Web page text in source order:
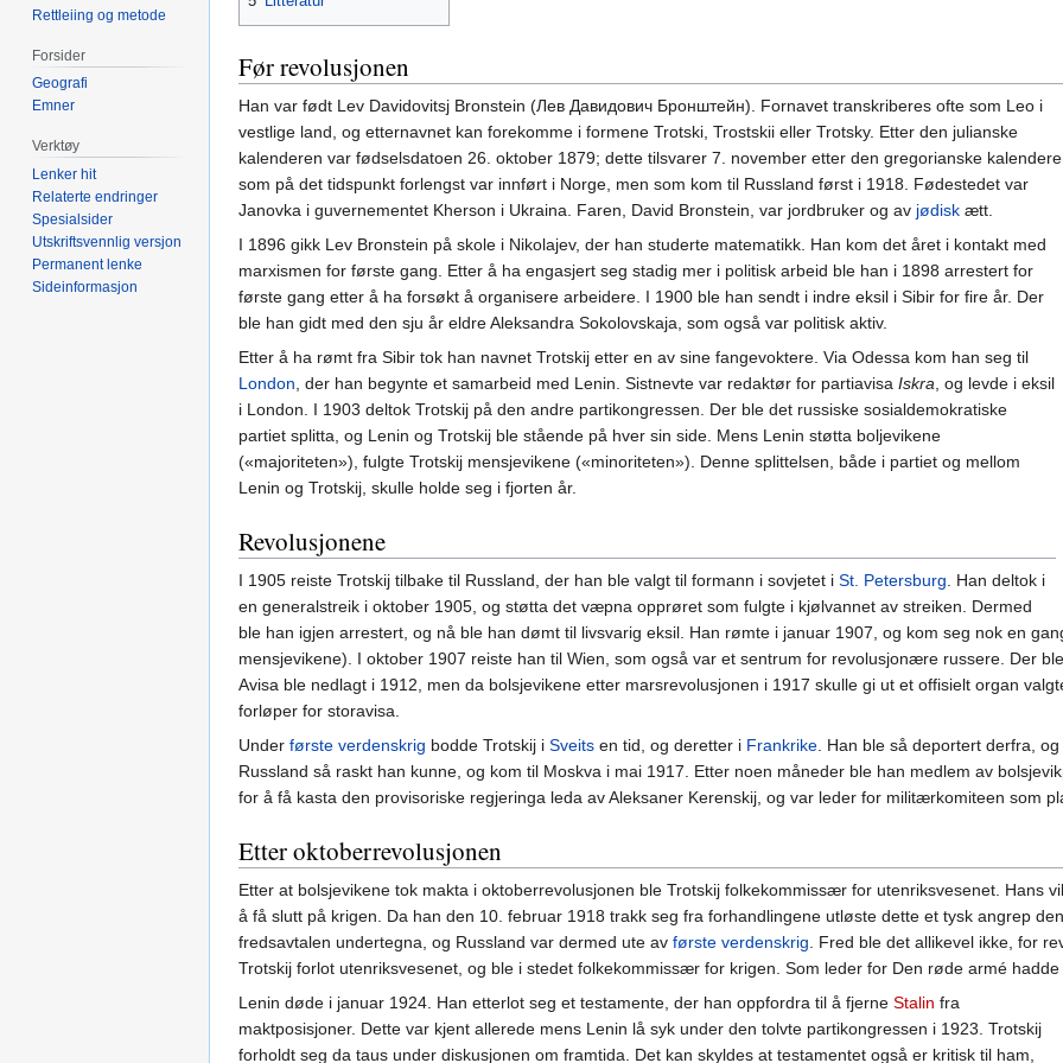
Før revolusjonen
Han var født Lev Davidovitsj Bronstein (Лев Давидович Бронштейн). Fornavet transkriberes ofte som Leo i
vestlige land, og etternavnet kan forekomme i formene Trotski, Trostskii eller Trotsky. Etter den julianske
kalenderen var fødselsdatoen 26. oktober 1879; dette tilsvarer 7. november etter den gregorianske
som på det tidspunkt forlengst var innført i Norge, men som kom til Russland først i 1918. Fødestedet var
Janovka i guvernementet Kherson i Ukraina. Faren, David Bronstein, var jordbruker og av jødisk ætt.
I 1896 gikk Lev Bronstein på skole i Nikolajev, der han studerte matematikk. Han kom det året i kontakt med
marxismen for første gang. Etter å ha engasjert seg stadig mer i politisk arbeid ble han i 1898 arrestert for
første gang etter å ha forsøkt å organisere arbeidere. I 1900 ble han sendt i indre eksil i Sibir for fire år. Der
ble han gidt med den sju år eldre Aleksandra Sokolovskaja, som også var politisk aktiv.
Etter å ha rømt fra Sibir tok han navnet Trotskij etter en av sine fangevoktere. Via Odessa kom han seg til
London, der han begynte et samarbeid med Lenin. Sistnevte var redaktør for partiavisa Iskra, og levde i eksil
i London. I 1903 deltok Trotskij på den andre partikongressen. Der ble det russiske sosialdemokratiske
partiet splitta, og Lenin og Trotskij ble stående på hver sin side. Mens Lenin støtta boljevikene
(«majoriteten»), fulgte Trotskij mensjevikene («minoriteten»). Denne splittelsen, både i partiet og mellom
Lenin og Trotskij, skulle holde seg i fjorten år.
Revolusjonene
I 1905 reiste Trotskij tilbake til Russland, der han ble valgt til formann i sovjetet i St. Petersburg. Han deltok i
en generalstreik i oktober 1905, og støtta det væpna opprøret som fulgte i kjølvannet av streiken. Dermed
ble han igjen arrestert, og nå ble han dømt til livsvarig eksil. Han rømte i januar 1907, og kom seg nok en
mensjevikene). I oktober 1907 reiste han til Wien, som også var et sentrum for revolusjonære russere. Der
Avisa ble nedlagt i 1912, men da bolsjevikene etter marsrevolusjonen i 1917 skulle gi ut et offisielt organ
forløper for storavisa.
Under første verdenskrig bodde Trotskij i Sveits en tid, og deretter i Frankrike. Han ble så deportert derfra,
Russland så raskt han kunne, og kom til Moskva i mai 1917. Etter noen måneder ble han medlem av
for å få kasta den provisoriske regjeringa leda av Aleksaner Kerenskij, og var leder for militærkomiteen som
Etter oktoberrevolusjonen
Etter at bolsjevikene tok makta i oktoberrevolusjonen ble Trotskij folkekommissær for utenriksvesenet. Hans
å få slutt på krigen. Da han den 10. februar 1918 trakk seg fra forhandlingene utløste dette et tysk angrep
fredsavtalen undertegna, og Russland var dermed ute av første verdenskrig. Fred ble det allikevel ikke, for
Trotskij forlot utenriksvesenet, og ble i stedet folkekommissær for krigen. Som leder for Den røde armé
Lenin døde i januar 1924. Han etterlot seg et testamente, der han oppfordra til å fjerne Stalin fra
maktposisjoner. Dette var kjent allerede mens Lenin lå syk under den tolvte partikongressen i 1923. Trotskij
forholdt seg da taus under diskusjonen om framtida. Det kan skyldes at testamentet også er kritisk til ham,
Rettleiing og metode
Forsider
Geografi
Emner
Verktøy
Lenker hit
Relaterte endringer
Spesialsider
Utskriftsvennlig versjon
Permanent lenke
Sideinformasjon